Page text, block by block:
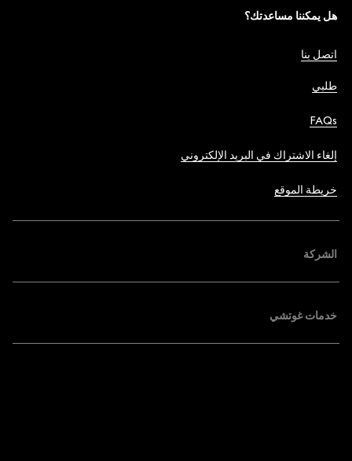
هل يمكننا مساعدتك؟
اتصل بنا
طلبي
FAQs
إلغاء الاشتراك في البريد الإلكتروني
خريطة الموقع
الشركة
خدمات غوتشي